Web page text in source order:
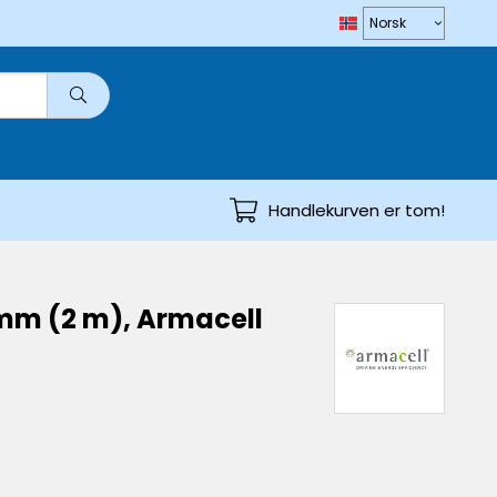
Handlekurven er tom!
(2 m), Armacell